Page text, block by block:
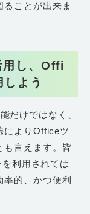
ることが出来ま
し、Offi
よう
だけではなく、
によりOfficeツ
も言えます。皆
利用されては
的、かつ便利